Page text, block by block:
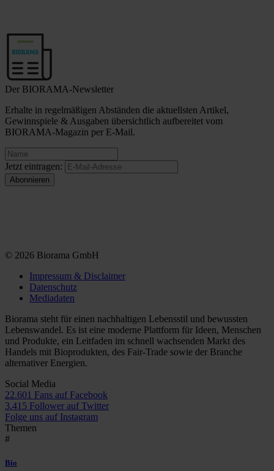
Der BIORAMA-Newsletter
Erhalte in regelmäßigen Abständen die aktuellsten Artikel,
Gewinnspiele & Ausgaben übersichtlich aufbereitet vom
BIORAMA-Magazin per E-Mail.
Jetzt eintragen:
© 2026 Biorama GmbH
Impressum & Disclaimer
Datenschutz
Mediadaten
Biorama steht für einen nachhaltigen Lebensstil und bewussten
Lebenswandel. Es ist eine moderne Plattform für Ideen, Menschen
und Produkte, ein Leitfaden im schnell wachsenden Markt des
Handels mit Bioprodukten, des Fair-Trade sowie der Branche
alternativer Energien.
Social Media
22.601 Fans auf Facebook
3.415 Follower auf Twitter
Folge uns auf Instagram
Themen
#
Bio